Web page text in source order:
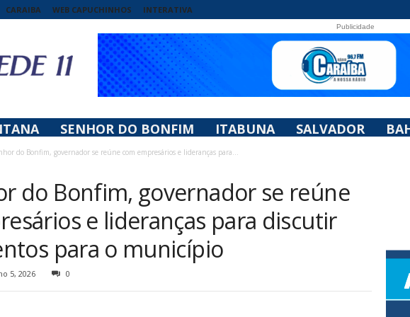
CARAIBA WEB CAPUCHINHOS INTERATIVA
Publicidade
SENHOR DO BONFIM ITABUNA SALVADOR
do Bonfim, governador se reúne com empresários e lideranças para...
do Bonfim, governador se reúne
e lideranças para discutir
para o município
5, 2026 0